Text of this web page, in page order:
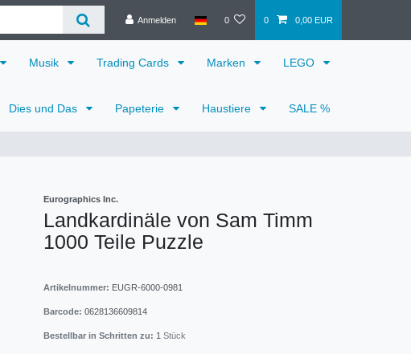
Anmelden 0 0 0,00 EUR
Musik Trading Cards Marken LEGO
Dies und Das Papeterie Haustiere SALE %
Eurographics Inc.
Landkardinäle von Sam Timm
1000 Teile Puzzle
Artikelnummer: EUGR-6000-0981
Barcode: 0628136609814
Bestellbar in Schritten zu: 1 Stück